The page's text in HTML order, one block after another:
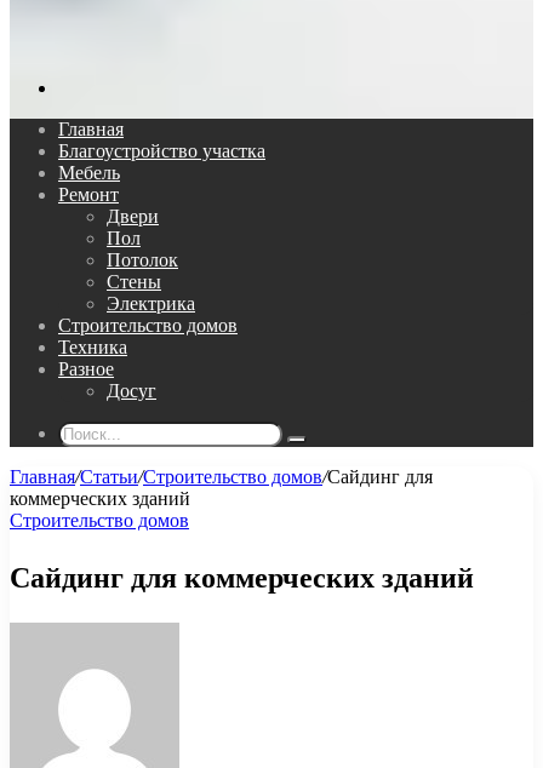
Главная
Благоустройство участка
Мебель
Ремонт
Двери
Пол
Потолок
Стены
Электрика
Строительство домов
Техника
Разное
Досуг
Поиск...
Главная/Статьи/Строительство домов/Сайдинг для
коммерческих зданий
Строительство домов
Сайдинг для коммерческих зданий